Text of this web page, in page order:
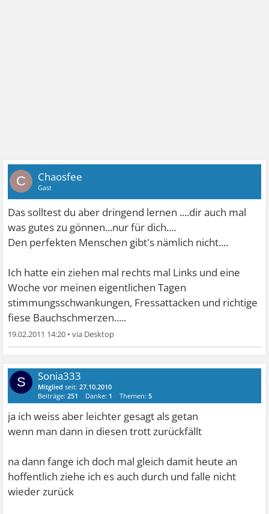
C Chaosfee
Gast
Das solltest du aber dringend lernen ....dir auch mal
was gutes zu gönnen...nur für dich....
Den perfekten Menschen gibt's nämlich nicht....
Ich hatte ein ziehen mal rechts mal Links und eine
Woche vor meinen eigentlichen Tagen
stimmungsschwankungen, Fressattacken und richtige
fiese Bauchschmerzen.....
19.02.2011 14:20 •
S Sonia333
Mitglied seit:27.10.2010
Beiträge:251 Danke: 1 Themen:5
ja ich weiss aber leichter gesagt als getan
wenn man dann in diesen trott zurückfällt
na dann fange ich doch mal gleich damit heute an
hoffentlich ziehe ich es auch durch und falle nicht
wieder zurück